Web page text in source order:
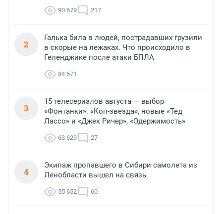
90 679 217
2
Галька била в людей, пострадавших грузили
в скорые на лежаках. Что происходило в
Геленджике после атаки БПЛА
84 671
3
15 телесериалов августа — выбор
«Фонтанки»: «Коп-звезда», новые «Тед
Лассо» и «Джек Ричер», «Одержимость»
63 629 27
4
Экипаж пропавшего в Сибири самолета из
Ленобласти вышел на связь
55 652 60